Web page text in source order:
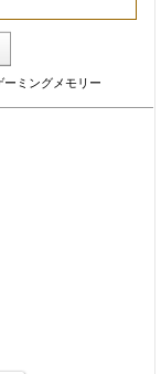
ーミングメモリー